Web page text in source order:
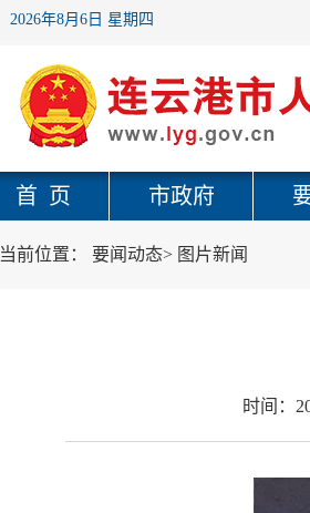
2026年8月6日 星期四
首 页 市政府
当前位置： 要闻动态> 图片新闻
时间：